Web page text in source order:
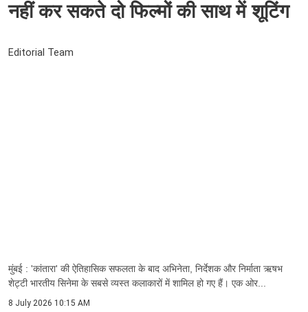
नहीं कर सकते दो फिल्मों की साथ में शूटिंग
Editorial Team
मुंबई : 'कांतारा' की ऐतिहासिक सफलता के बाद अभिनेता, निर्देशक और निर्माता ऋषभ
शेट्टी भारतीय सिनेमा के सबसे व्यस्त कलाकारों में शामिल हो गए हैं। एक ओर...
8 July 2026 10:15 AM